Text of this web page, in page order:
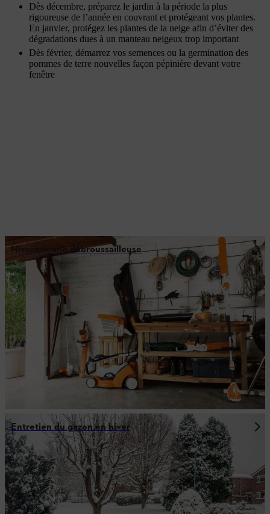
Dès décembre, préparez le jardin à la période la plus
rigoureuse de l’année en couvrant et protégeant vos plantes.
En janvier, protégez les plantes de la neige afin d’éviter des
dégradations dues à un manteau neigeux trop important
Dès février, démarrez vos semences ou la germination des
pommes de terre nouvelles façon pépinière devant votre
fenêtre
Hiverner une débroussailleuse
Entretien du gazon en hiver